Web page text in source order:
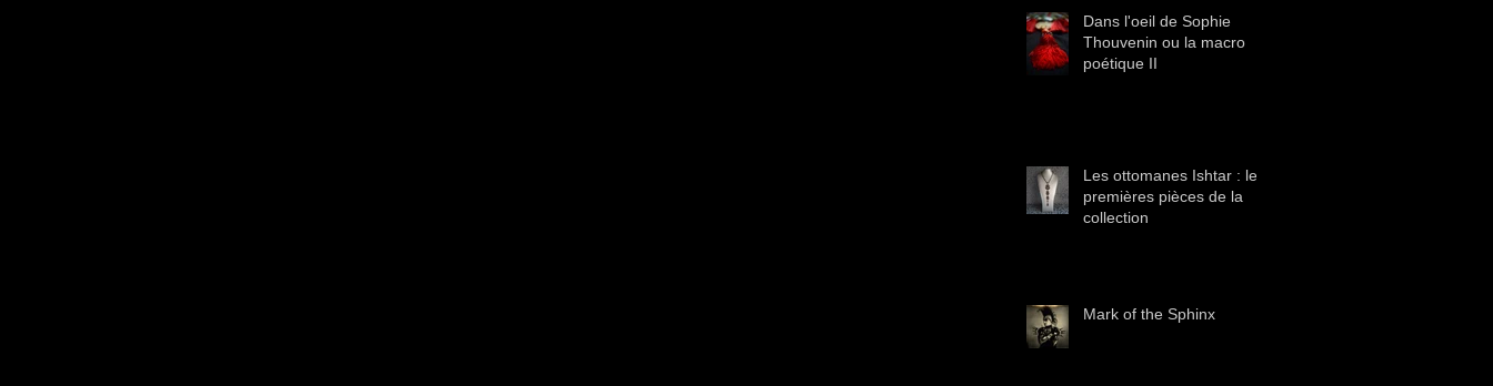
Dans l'oeil de Sophie
Thouvenin ou la macro
poétique II
Les ottomanes Ishtar : les
premières pièces de la
collection
Mark of the Sphinx